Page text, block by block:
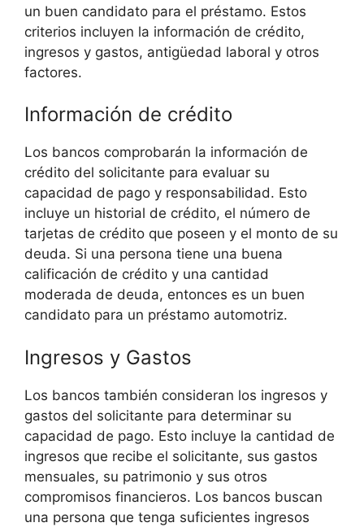
un buen candidato para el préstamo. Estos
criterios incluyen la información de crédito,
ingresos y gastos, antigüedad laboral y otros
factores.
Información de crédito
Los bancos comprobarán la información de
crédito del solicitante para evaluar su
capacidad de pago y responsabilidad. Esto
incluye un historial de crédito, el número de
tarjetas de crédito que poseen y el monto de su
deuda. Si una persona tiene una buena
calificación de crédito y una cantidad
moderada de deuda, entonces es un buen
candidato para un préstamo automotriz.
Ingresos y Gastos
Los bancos también consideran los ingresos y
gastos del solicitante para determinar su
capacidad de pago. Esto incluye la cantidad de
ingresos que recibe el solicitante, sus gastos
mensuales, su patrimonio y sus otros
compromisos financieros. Los bancos buscan
una persona que tenga suficientes ingresos